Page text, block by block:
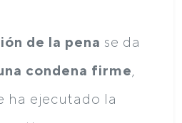
de la pena se da
condena firme
ha ejecutado la